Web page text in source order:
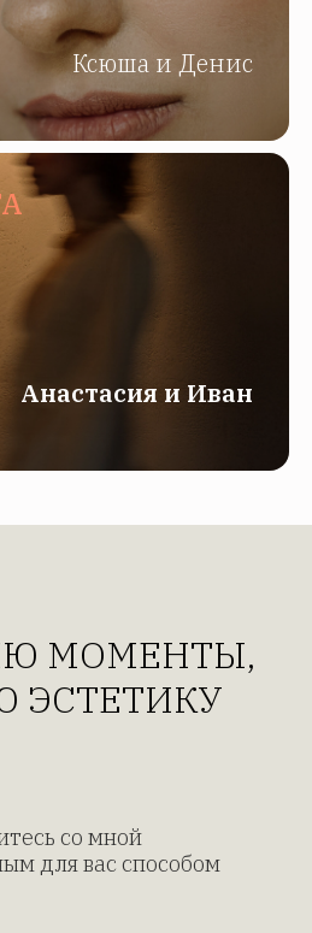
Ксюша и Денис
Анастасия и Иван
МОМЕНТЫ,
ЭСТЕТИКУ
со мной
для вас способом